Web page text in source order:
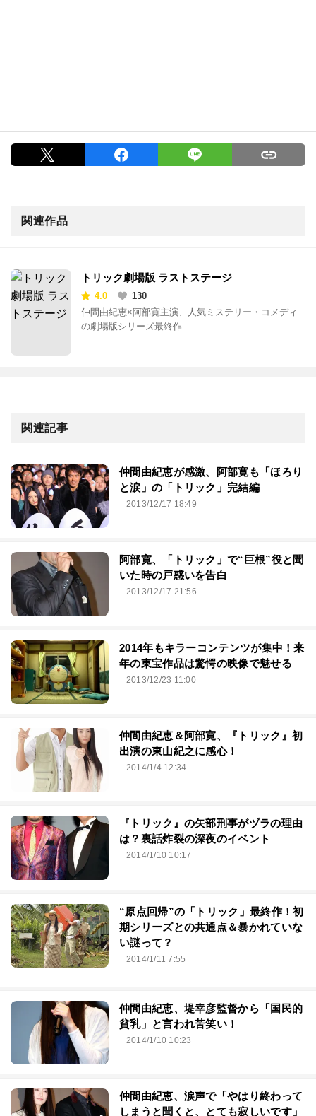
関連作品
トリック劇場版 ラストステージ
4.0
130
仲間由紀恵×阿部寛主演、人気ミステリー・コメディ
の劇場版シリーズ最終作
関連記事
仲間由紀恵が感激、阿部寛も「ほろり
と涙」の「トリック」完結編
2013/12/17 18:49
阿部寛、「トリック」で“巨根”役と聞
いた時の戸惑いを告白
2013/12/17 21:56
2014年もキラーコンテンツが集中！来
年の東宝作品は驚愕の映像で魅せる
2013/12/23 11:00
仲間由紀恵＆阿部寛、『トリック』初
出演の東山紀之に感心！
2014/1/4 12:34
『トリック』の矢部刑事がヅラの理由
は？裏話炸裂の深夜のイベント
2014/1/10 10:17
“原点回帰”の「トリック」最終作！初
期シリーズとの共通点＆暴かれていな
い謎って？
2014/1/11 7:55
仲間由紀恵、堤幸彦監督から「国民的
貧乳」と言われ苦笑い！
2014/1/10 10:23
仲間由紀恵、涙声で「やはり終わって
しまうと聞くと、とても寂しいです」